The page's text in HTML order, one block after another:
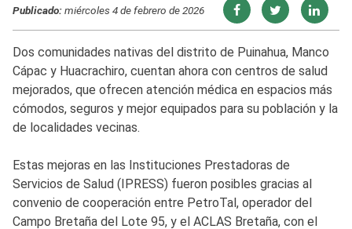
Publicado:miércoles 4 de febrero de 2026
Dos comunidades nativas del distrito de Puinahua, Manco
Cápac y Huacrachiro, cuentan ahora con centros de salud
mejorados, que ofrecen atención médica en espacios más
cómodos, seguros y mejor equipados para su población y la
de localidades vecinas.
Estas mejoras en las Instituciones Prestadoras de
Servicios de Salud (IPRESS) fueron posibles gracias al
convenio de cooperación entre PetroTal, operador del
Campo Bretaña del Lote 95, y el ACLAS Bretaña, con el